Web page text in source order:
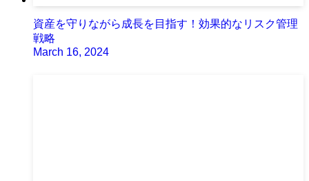
資産を守りながら成長を目指す！効果的なリスク管理
戦略
March 16, 2024